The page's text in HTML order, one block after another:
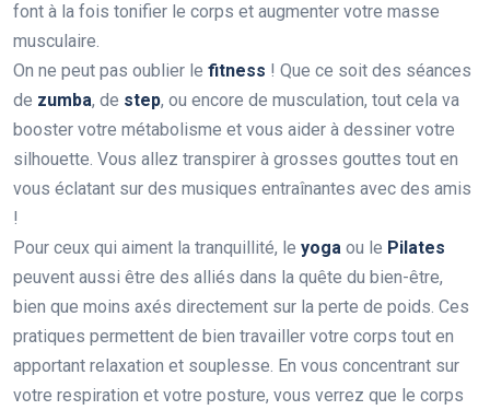
font à la fois tonifier le corps et augmenter votre masse
musculaire.
On ne peut pas oublier le fitness ! Que ce soit des séances
de zumba, de step, ou encore de musculation, tout cela va
booster votre métabolisme et vous aider à dessiner votre
silhouette. Vous allez transpirer à grosses gouttes tout en
vous éclatant sur des musiques entraînantes avec des amis
!
Pour ceux qui aiment la tranquillité, le yoga ou le Pilates
peuvent aussi être des alliés dans la quête du bien-être,
bien que moins axés directement sur la perte de poids. Ces
pratiques permettent de bien travailler votre corps tout en
apportant relaxation et souplesse. En vous concentrant sur
votre respiration et votre posture, vous verrez que le corps